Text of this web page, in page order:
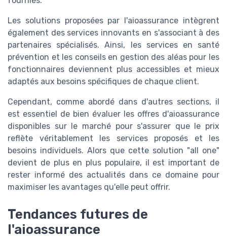
Les solutions proposées par l'aioassurance intègrent
également des services innovants en s'associant à des
partenaires spécialisés. Ainsi, les services en santé
prévention et les conseils en gestion des aléas pour les
fonctionnaires deviennent plus accessibles et mieux
adaptés aux besoins spécifiques de chaque client.
Cependant, comme abordé dans d'autres sections, il
est essentiel de bien évaluer les offres d'aioassurance
disponibles sur le marché pour s'assurer que le prix
reflète véritablement les services proposés et les
besoins individuels. Alors que cette solution "all one"
devient de plus en plus populaire, il est important de
rester informé des actualités dans ce domaine pour
maximiser les avantages qu'elle peut offrir.
Tendances futures de
l'aioassurance